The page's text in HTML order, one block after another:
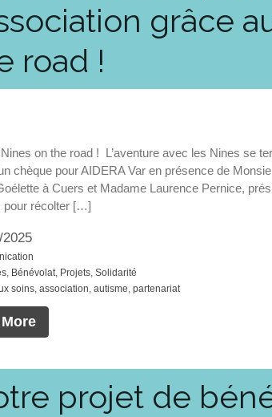
grâce
road !
on the road ! L’aventure avec les Nines se
chèque pour AIDERA Var en présence de
à Cuers et Madame Laurence Pernice,
pour récolter […]
2025
, Bénévolat, Projets, Solidarité
soins, association, autisme, partenariat
projet de